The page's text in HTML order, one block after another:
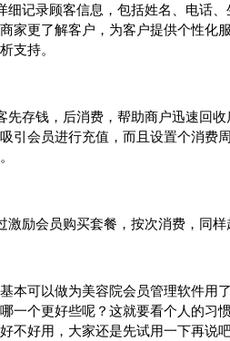
细记录顾客信息，包括姓名、电话
家更了解客户，为客户提供个性化
支持。
先存钱，后消费，帮助商户迅速回
引会员进行充值，而且设置个消费
激励会员购买套餐，按次消费，同
本可以做为美容院会员管理软件用
一个更好些呢？这就要看个人的习
不好用，大家还是先试用一下再说